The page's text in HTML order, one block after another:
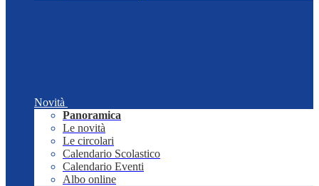
Novità
Panoramica
Le novità
Le circolari
Calendario Scolastico
Calendario Eventi
Albo online